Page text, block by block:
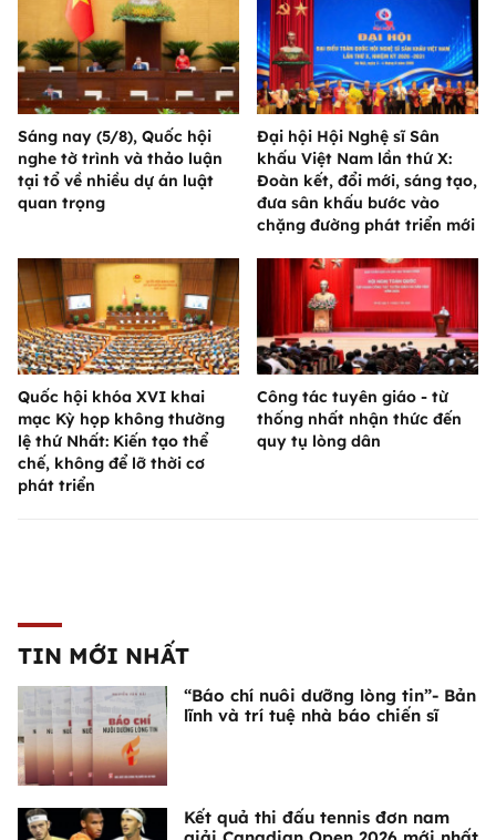
Sáng nay (5/8), Quốc hội
nghe tờ trình và thảo luận
tại tổ về nhiều dự án luật
quan trọng
Đại hội Hội Nghệ sĩ Sân
khấu Việt Nam lần thứ X:
Đoàn kết, đổi mới, sáng tạo,
đưa sân khấu bước vào
chặng đường phát triển mới
Quốc hội khóa XVI khai
mạc Kỳ họp không thường
lệ thứ Nhất: Kiến tạo thể
chế, không để lỡ thời cơ
phát triển
Công tác tuyên giáo - từ
thống nhất nhận thức đến
quy tụ lòng dân
TIN MỚI NHẤT
“Báo chí nuôi dưỡng lòng tin”- Bản
lĩnh và trí tuệ nhà báo chiến sĩ
Kết quả thi đấu tennis đơn nam